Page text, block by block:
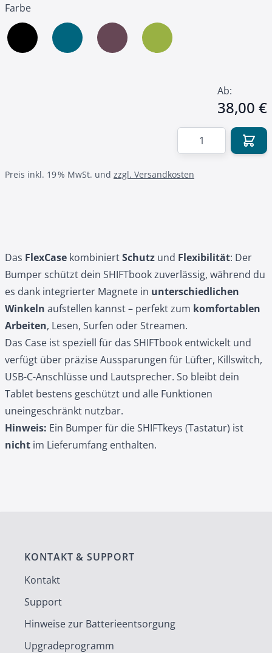
Farbe
Ab:
38,00 €
Menge
Preis inkl. 19 % MwSt. und zzgl. Versandkosten
Das FlexCase kombiniertSchutz und Flexibilität: Der
Bumper schützt dein SHIFTbook zuverlässig, während du
es dank integrierter Magnete in unterschiedlichen
Winkeln aufstellen kannst – perfekt zum komfortablen
Arbeiten, Lesen, Surfen oder Streamen.
Das Case ist speziell für das SHIFTbook entwickelt und
verfügt über präzise Aussparungen für Lüfter, Killswitch,
USB-C-Anschlüsse und Lautsprecher. So bleibt dein
Tablet bestens geschützt und alle Funktionen
uneingeschränkt nutzbar.
Hinweis: Ein Bumper für die SHIFTkeys (Tastatur) ist
nicht im Lieferumfang enthalten.
KONTAKT & SUPPORT
Kontakt
Support
Hinweise zur Batterieentsorgung
Upgradeprogramm